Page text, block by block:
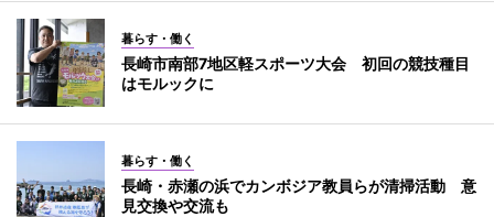
暮らす・働く
長崎市南部7地区軽スポーツ大会 初回の競技種目
はモルックに
暮らす・働く
長崎・赤瀬の浜でカンボジア教員らが清掃活動 意
見交換や交流も